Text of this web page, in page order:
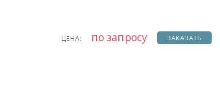
ЦЕНА: по запросу ЗАКАЗАТЬ